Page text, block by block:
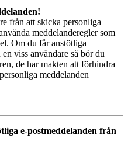
från att skicka personliga
meddelanderegler som
Om du får anstötliga
viss användare så bör du
de har makten att förhindra
meddelanden
e-postmeddelanden från